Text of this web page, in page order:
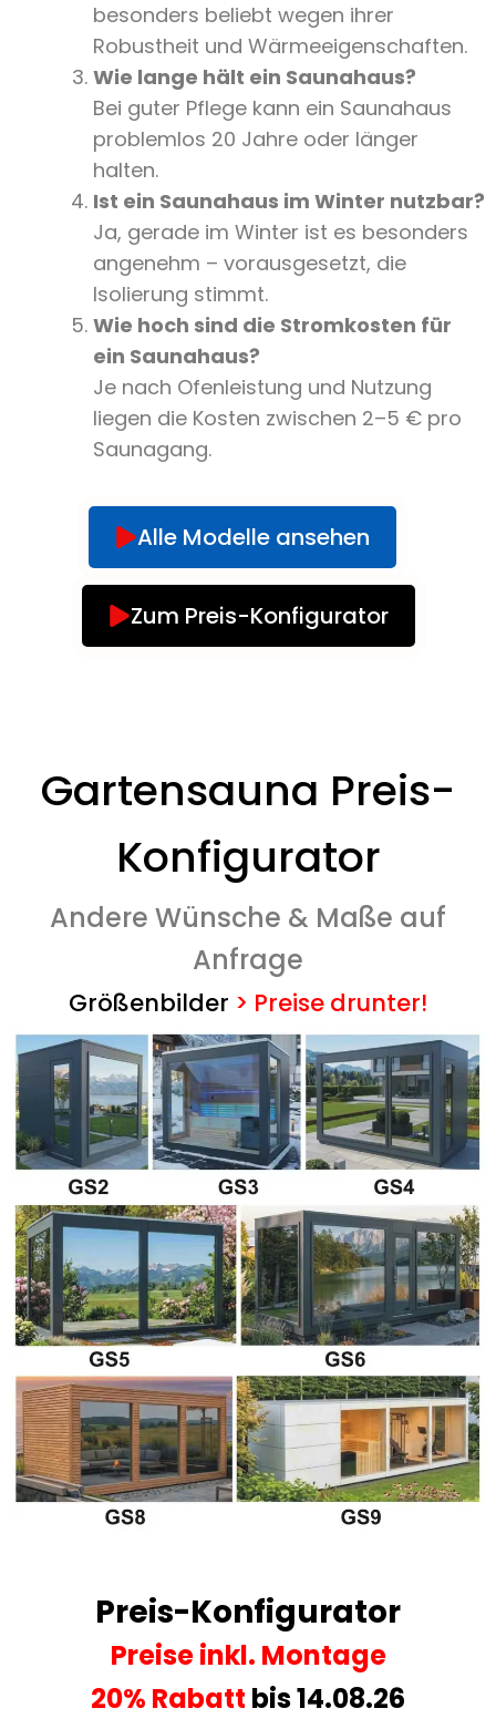
besonders beliebt wegen ihrer
Robustheit und Wärmeeigenschaften.
Wie lange hält ein Saunahaus?
Bei guter Pflege kann ein Saunahaus
problemlos 20 Jahre oder länger
halten.
Ist ein Saunahaus im Winter nutzbar?
Ja, gerade im Winter ist es besonders
angenehm – vorausgesetzt, die
Isolierung stimmt.
Wie hoch sind die Stromkosten für
ein Saunahaus?
Je nach Ofenleistung und Nutzung
liegen die Kosten zwischen 2–5 € pro
Saunagang.
Alle Modelle ansehen
Zum Preis-Konfigurator
Gartensauna Preis-
Konfigurator
Andere Wünsche & Maße auf
Anfrage
Größenbilder > Preise drunter!
Preis-Konfigurator
Preiseinkl. Montage
20% Rabatt bis 14.08.26